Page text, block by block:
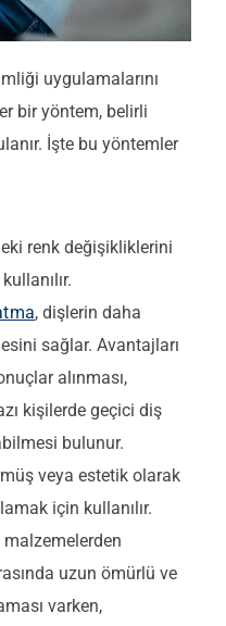
uygulamalarını
bir yöntem, belirli
İşte bu yöntemler
renk değişikliklerini
, dişlerin daha
sağlar. Avantajları
alınması,
kişilerde geçici diş
bulunur.
veya estetik olarak
için kullanılır.
uzun ömürlü ve
varken,